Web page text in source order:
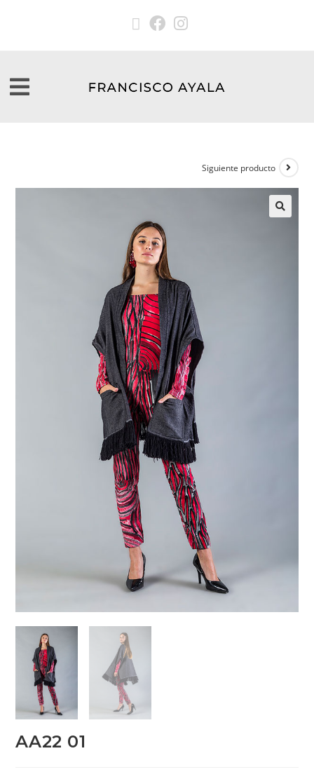
Siguiente producto
AA22 01